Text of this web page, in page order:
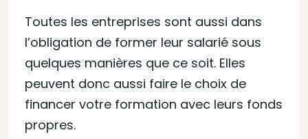
Toutes les entreprises sont aussi dans
l’obligation de former leur salarié sous
quelques manières que ce soit. Elles
peuvent donc aussi faire le choix de
financer votre formation avec leurs fonds
propres.